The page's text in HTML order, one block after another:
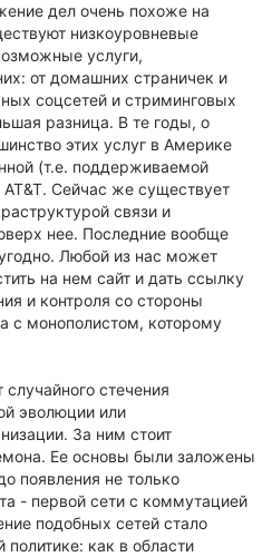
дел очень похоже на
низкоуровневые
услуги,
от домашних страничек и
соцсетей и стриминговых
разница. В те годы, о
этих услуг в Америке
(т.е. поддерживаемой
Сейчас же существует
связи и
нее. Последние вообще
Любой из нас может
на нем сайт и дать ссылку
и контроля со стороны
с монополистом, которому
случайного стечения
эволюции или
За ним стоит
Ее основы были заложены
появления не только
- первой сети с коммутацией
подобных сетей стало
как в области